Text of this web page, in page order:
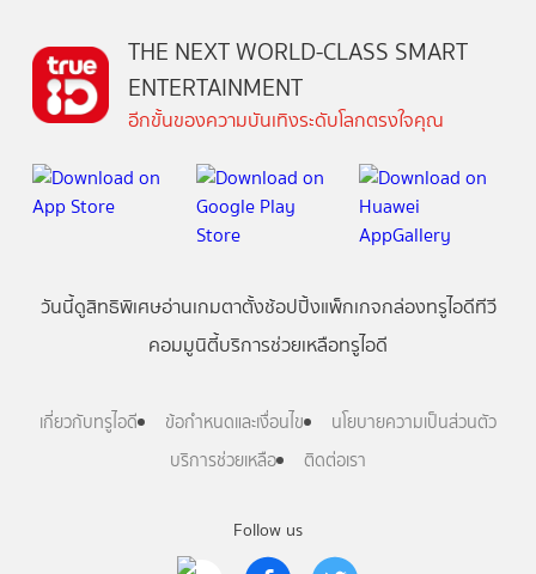
Follow us
THE NEXT WORLD-CLASS SMART
ENTERTAINMENT
อีกขั้นของความบันเทิงระดับโลกตรงใจคุณ
วันนี้ดูสิทธิพิเศษอ่านเกมตาตั้งช้อปปิ้งแพ็กเกจกล่องทรูไอดีทีวี
คอมมูนิตี้บริการช่วยเหลือทรูไอดี
เกี่ยวกับทรูไอดี ข้อกำหนดและเงื่อนไข
นโยบายความเป็นส่วนตัว
บริการช่วยเหลือ
ติดต่อเรา